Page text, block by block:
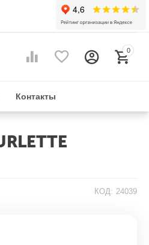
0
Контакты
КОД: 24039